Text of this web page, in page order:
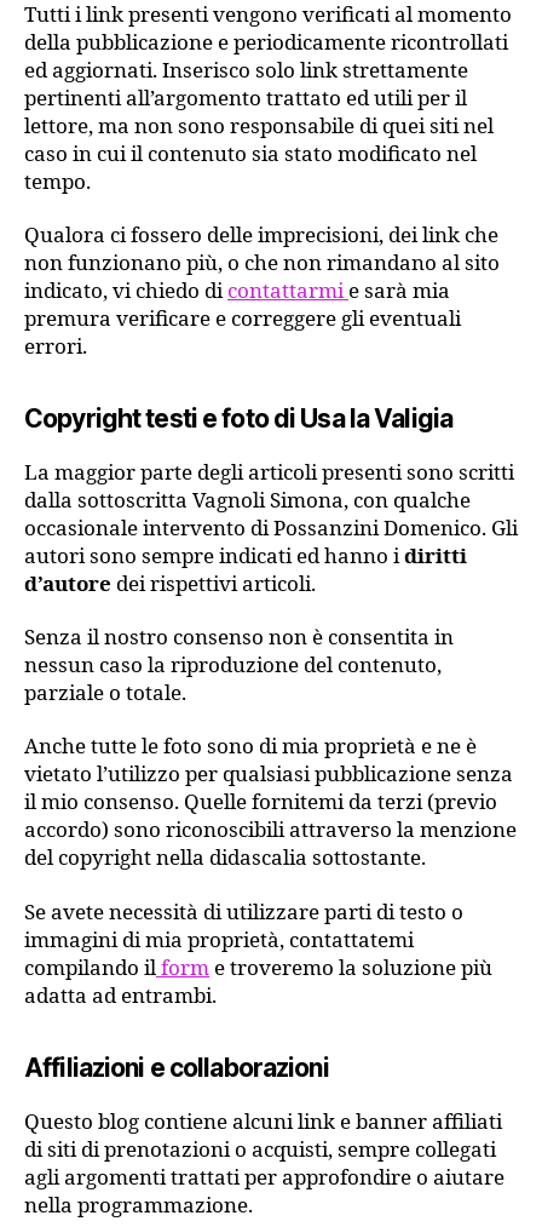
Tutti i link presenti vengono verificati al momento
della pubblicazione e periodicamente ricontrollati
ed aggiornati. Inserisco solo link strettamente
pertinenti all’argomento trattato ed utili per il
lettore, ma non sono responsabile di quei siti nel
caso in cui il contenuto sia stato modificato nel
tempo.
Qualora ci fossero delle imprecisioni, dei link che
non funzionano più, o che non rimandano al sito
indicato, vi chiedo dicontattarmie sarà mia
premura verificare e correggere gli eventuali
errori.
Copyright testi e foto di Usa la Valigia
La maggior parte degli articoli presenti sono scritti
dalla sottoscritta Vagnoli Simona, con qualche
occasionale intervento di Possanzini Domenico. Gli
autori sono sempre indicati ed hanno idiritti
d’autore dei rispettivi articoli.
Senza il nostro consenso non è consentita in
nessun caso la riproduzione del contenuto,
parziale o totale.
Anche tutte le foto sono di mia proprietà e ne è
vietato l’utilizzo per qualsiasi pubblicazione senza
il mio consenso. Quelle fornitemi da terzi (previo
accordo) sono riconoscibili attraverso la menzione
del copyright nella didascalia sottostante.
Se avete necessità di utilizzare parti di testo o
immagini di mia proprietà, contattatemi
compilando ilform e troveremo la soluzione più
adatta ad entrambi.
Affiliazioni e collaborazioni
Questo blog contiene alcuni link e banner affiliati
di siti di prenotazioni o acquisti, sempre collegati
agli argomenti trattati per approfondire o aiutare
nella programmazione.